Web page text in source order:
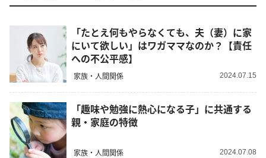
「たとえ何もやらなくても、夫（妻）に家
にいて欲しい」はワガママなのか？【責任
への不公平感】
家族・人間関係 2024.07.15
「趣味や勉強に熱心になる子」に共通する
親・家庭の特徴
家族・人間関係 2024.07.08